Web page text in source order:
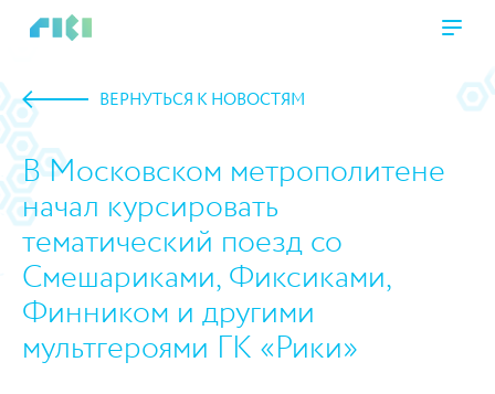
ВЕРНУТЬСЯ К НОВОСТЯМ
В Московском метрополитене
начал курсировать
тематический поезд со
Смешариками, Фиксиками,
Финником и другими
мультгероями ГК «Рики»